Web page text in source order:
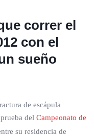
correr el
con el
sueño
de escápula
del Campeonato de
su residencia de